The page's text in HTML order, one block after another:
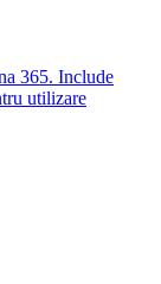
365. Include
utilizare